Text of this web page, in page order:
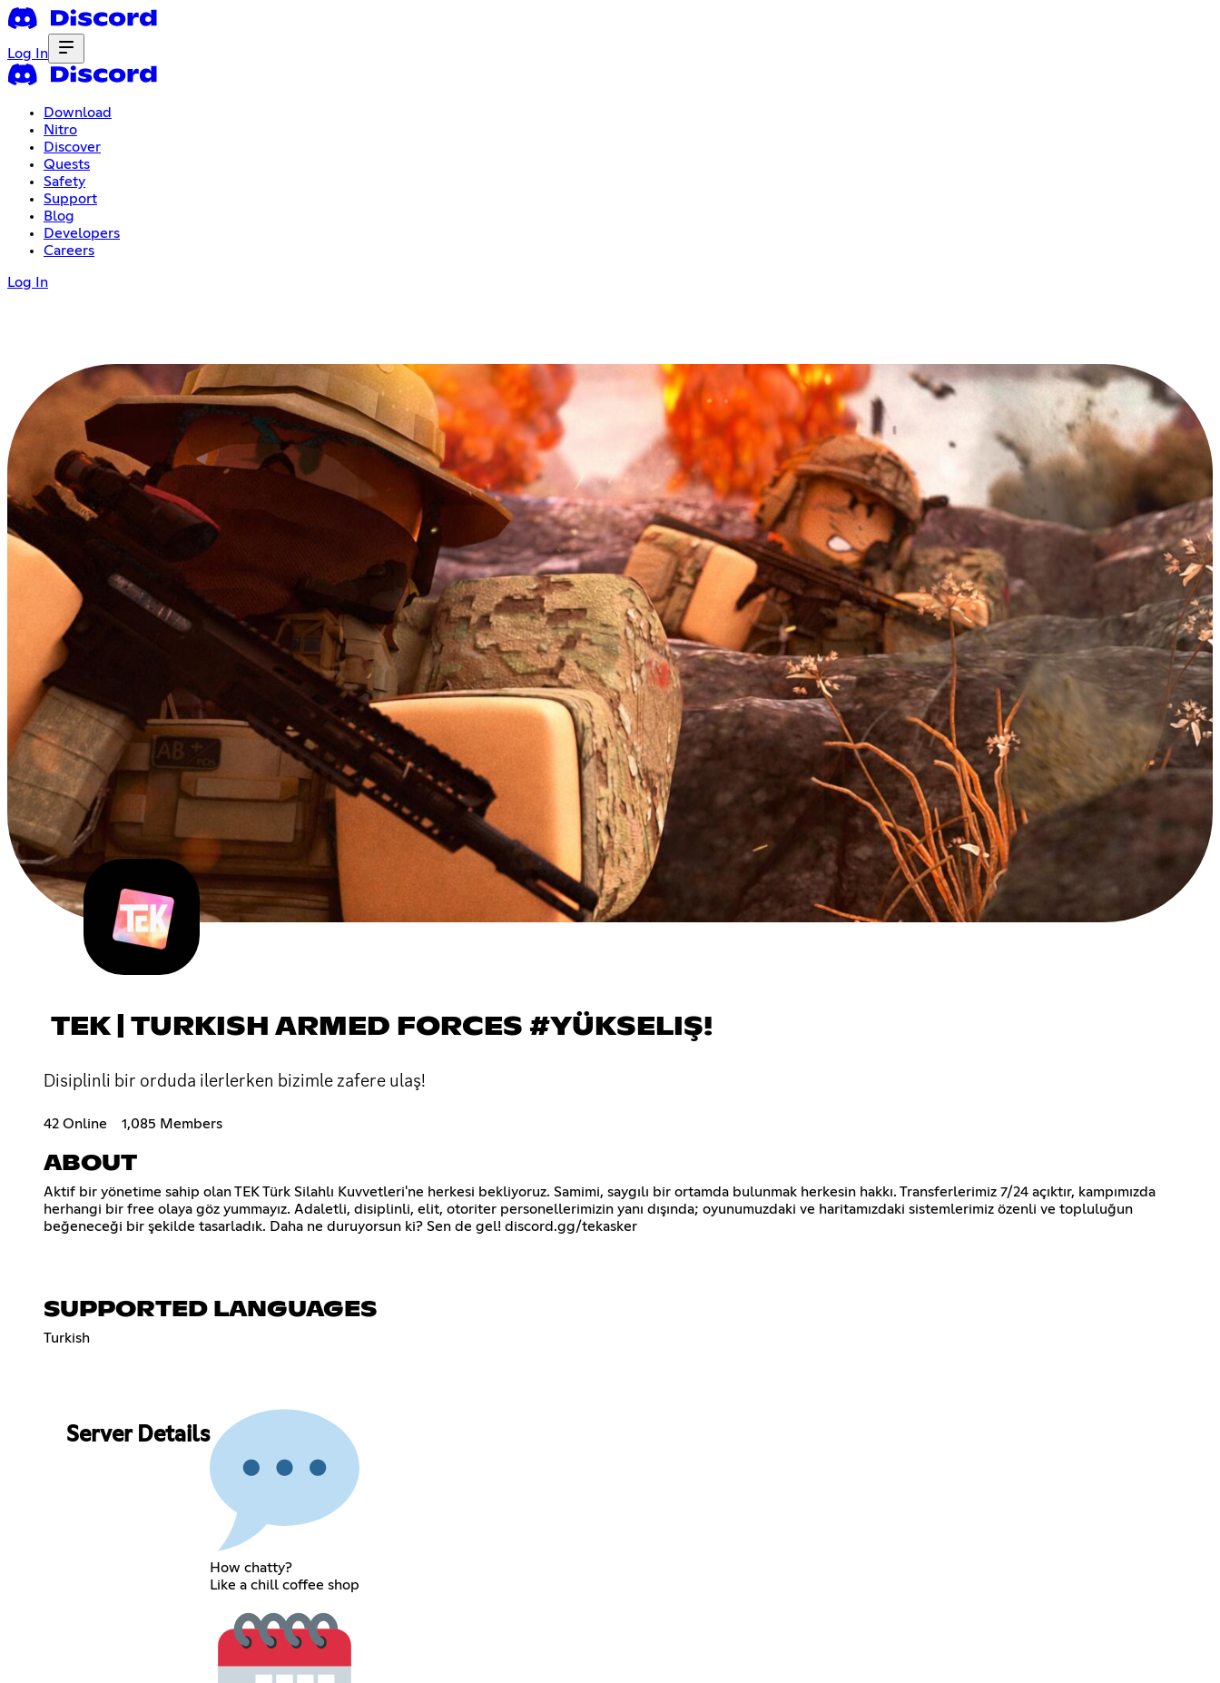
Log In
Download
Nitro
Discover
Quests
Safety
Support
Blog
Developers
Careers
Log In
TEK | TURKISH ARMED FORCES #YÜKSELIŞ!
Disiplinli bir orduda ilerlerken bizimle zafere ulaş!
42 Online 1,085 Members
ABOUT
Aktif bir yönetime sahip olan TEK Türk Silahlı Kuvvetleri'ne herkesi bekliyoruz. Samimi, saygılı bir ortamda bulunmak herkesin hakkı. Transferlerimiz 7/24 açıktır, kampımızda
herhangi bir free olaya göz yummayız. Adaletli, disiplinli, elit, otoriter personellerimizin yanı dışında; oyunumuzdaki ve haritamızdaki sistemlerimiz özenli ve topluluğun
beğeneceği bir şekilde tasarladık. Daha ne duruyorsun ki? Sen de gel! discord.gg/tekasker
SUPPORTED LANGUAGES
Turkish
Server Details
How chatty?
Like a chill coffee shop